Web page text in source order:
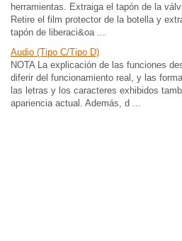
herramientas. Extraiga el tapón de la
Retire el film protector de la botella y
tapón de liberaci&oa ...
Audio (Tipo C/Tipo D)
NOTA La explicación de las funciones
diferir del funcionamiento real, y las
las letras y los caracteres exhibidos
apariencia actual. Además, d ...